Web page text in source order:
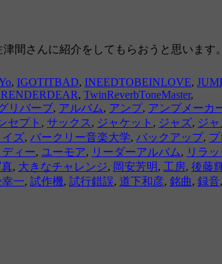
間さんに紹介をしてもらおうと思います
, IGOTITBAD, INEEDTOBEINLOVE,
, TwinReverbToneMaster,
リバーブ, アルバム, アンプ, アンプメーカ
セプト , サックス , ジャケット , ジャズ, ジ
イズ, バークリー音楽大学, バックアップ,
ディー, ユーモア, リーダーアルバム, リラッ
, 大きなチャレンジ, 岡安芳明, 工房, 後藤
一, 試作機, 試行錯誤, 道下和彦, 銘曲, 録音,